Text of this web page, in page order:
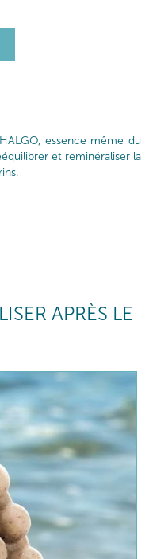
essence même du
et reminéraliser la
APRÈS LE